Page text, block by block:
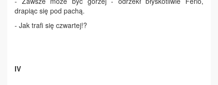
drapiąc się pod pachą.
- Jak trafi się czwartej!?
IV